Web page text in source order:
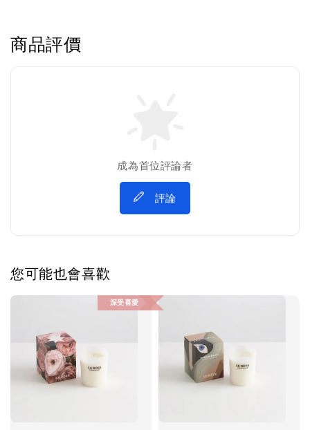
商品評價
成為首位評論者
評論
您可能也會喜歡
深受喜愛